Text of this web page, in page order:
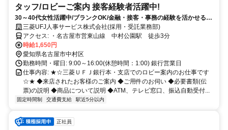
タッフ/ロビーご案内 接客経験者活躍中!
30～40代女性活躍中/ブランクOK/金融・接客・事務の経験を活かせる！
残業もほぼないためワークライフバランスを重視したい方に最適です。
三菱UFJ人事サービス株式会社(採用・受託業務部)
アクセス: ・名古屋市営東山線 中村公園駅 徒歩3分
時給1,650円
愛知県名古屋市中村区
勤務時間・曜日: 9:00～16:00(休憩時間：1:00) 銀行営業日
仕事内容: ★☆三菱ＵＦＪ銀行本・支店でのロビー案内のお仕事です
☆★ ◆来店されたお客様のご案内 ◆ご用件のお伺い ◆必要書類(伝
票)の説明 ◆商品について説明 ◆ATM、テレビ窓口、振込自動受付...
固定時間制 交通費支給 駅近5分以内
正社員